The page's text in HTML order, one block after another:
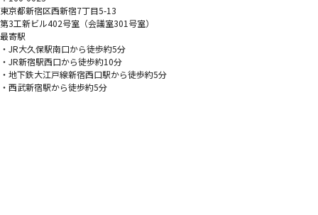
東京都新宿区西新宿7丁目5-13
第3工新ビル402号室（会議室301号室）
最寄駅
・JR大久保駅南口から徒歩約5分
・JR新宿駅西口から徒歩約10分
・地下鉄大江戸線新宿西口駅から徒歩約5分
・西武新宿駅から徒歩約5分